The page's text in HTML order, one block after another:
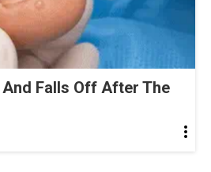
And Falls Off After The